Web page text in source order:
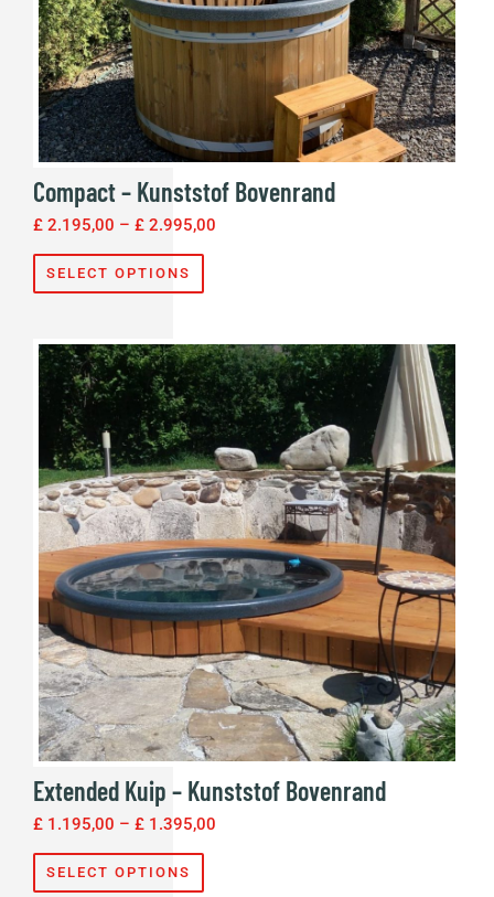
Compact – Kunststof Bovenrand
£ 2.195,00 – £ 2.995,00
SELECT OPTIONS
Extended Kuip – Kunststof Bovenrand
£ 1.195,00 – £ 1.395,00
SELECT OPTIONS